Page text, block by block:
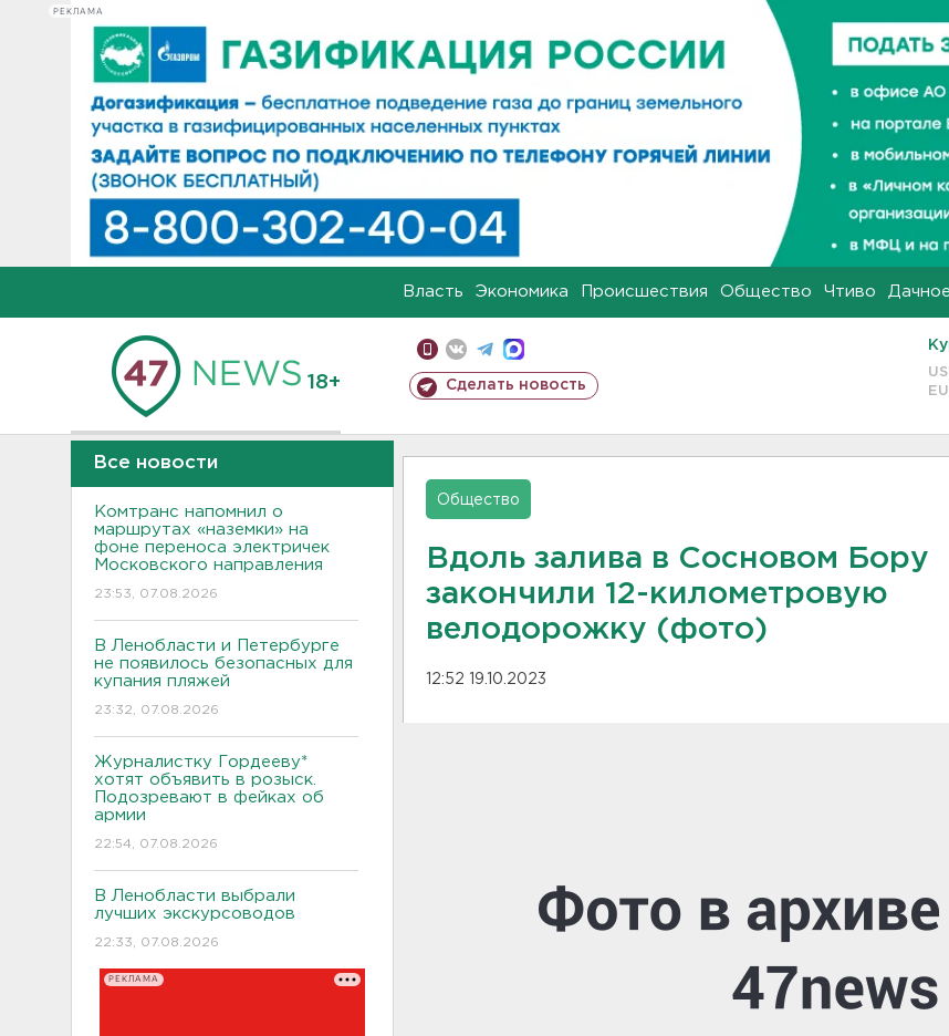
РЕКЛАМА
Власть Экономика Происшествия Общество Чтиво
18+ Сделать новость
Все новости
Комтранс напомнил о
маршрутах «наземки» на
фоне переноса электричек
Московского направления
23:53, 07.08.2026
В Ленобласти и Петербурге
не появилось безопасных для
купания пляжей
23:32, 07.08.2026
Журналистку Гордееву*
хотят объявить в розыск.
Подозревают в фейках об
армии
22:54, 07.08.2026
В Ленобласти выбрали
лучших экскурсоводов
22:33, 07.08.2026
РЕКЛАМА
Общество
Вдоль залива в Сосновом Бору
закончили 12-километровую
велодорожку (фото)
12:52 19.10.2023